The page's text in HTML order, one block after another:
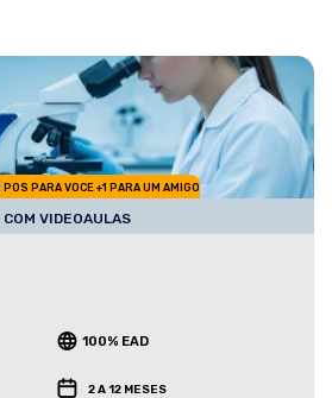
POS PARA VOCE +1 PARA UM AMIGO
COM VIDEOAULAS
100% EAD
2 A 12 MESES